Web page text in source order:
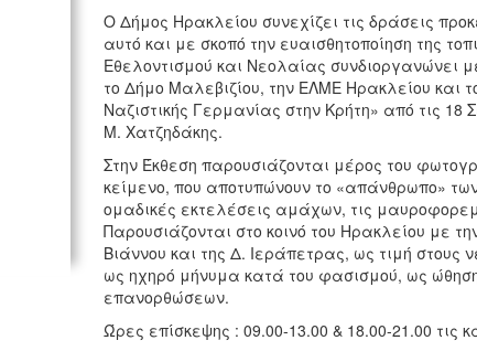
Ο Δήμος Ηρακλείου συνεχίζει τις δράσεις
αυτό και με σκοπό την ευαισθητοποίηση της
Εθελοντισμού και Νεολαίας συνδιοργανώνει
το Δήμο Μαλεβιζίου, την ΕΛΜΕ Ηρακλείου και
Ναζιστικής Γερμανίας στην Κρήτη» από τις
Μ. Χατζηδάκης.
Στην Έκθεση παρουσιάζονται μέρος του
κείμενο, που αποτυπώνουν το «απάνθρωπο»
ομαδικές εκτελέσεις αμάχων, τις
Παρουσιάζονται στο κοινό του Ηρακλείου με
Βιάννου και της Δ. Ιεράπετρας, ως τιμή
ως ηχηρό μήνυμα κατά του φασισμού, ως
επανορθώσεων.
Ώρες επίσκεψης : 09.00-13.00 & 18.00-21.00 τις